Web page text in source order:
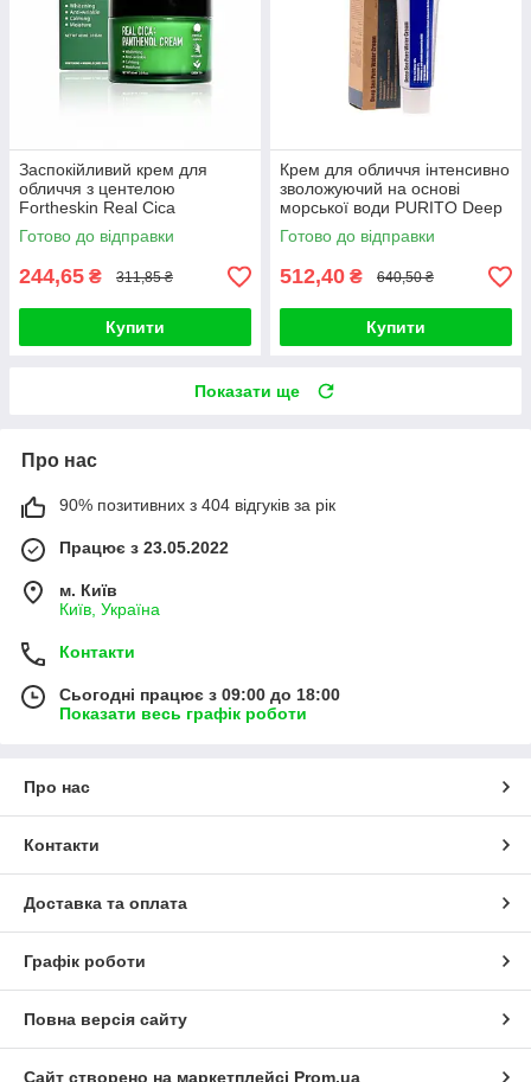
Заспокійливий крем для
обличчя з центелою
Fortheskin Real Cica
Panthenol Cream 60ml
Готово до відправки
244,65 ₴ 311,85 ₴
Купити
Крем для обличчя інтенсивно
зволожуючий на основі
морської води PURITO Deep
Sea Pure Water Cream (#50g)
Готово до відправки
512,40 ₴ 640,50 ₴
Купити
Показати ще
Про нас
90% позитивних з 404 відгуків за рік
Працює з 23.05.2022
м. Київ
Київ, Україна
Контакти
Сьогодні працює з 09:00 до 18:00
Показати весь графік роботи
Про нас
Контакти
Доставка та оплата
Графік роботи
Повна версія сайту
Сайт створено на маркетплейсі Prom.ua